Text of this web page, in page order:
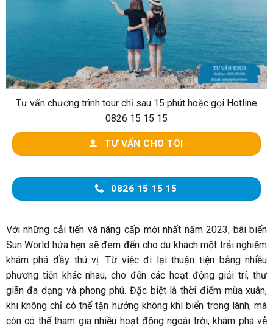
Tư vấn chương trình tour chỉ sau 15 phút hoặc gọi Hotline
0826 15 15 15
TƯ VẤN CHO TÔI
0826 15 15 15
Với những cải tiến và nâng cấp mới nhất năm 2023, bãi biển
Sun World hứa hẹn sẽ đem đến cho du khách một trải nghiệm
khám phá đầy thú vị. Từ việc đi lại thuận tiện bằng nhiều
phương tiện khác nhau, cho đến các hoạt động giải trí, thư
giãn đa dạng và phong phú. Đặc biệt là thời điểm mùa xuân,
khi không chỉ có thể tận hưởng không khí biển trong lành, mà
còn có thể tham gia nhiều hoạt động ngoài trời, khám phá vẻ